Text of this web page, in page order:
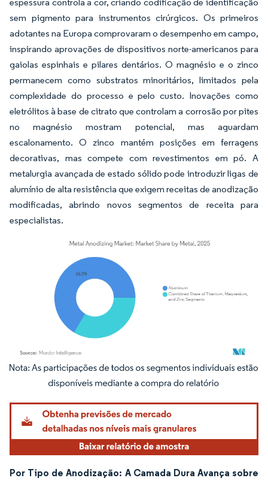
sem pigmento para instrumentos cirúrgicos. Os primeiros
adotantes na Europa comprovaram o desempenho em campo,
inspirando aprovações de dispositivos norte-americanos para
gaiolas espinhais e pilares dentários. O magnésio e o zinco
permanecem como substratos minoritários, limitados pela
complexidade do processo e pelo custo. Inovações como
eletrólitos à base de citrato que controlam a corrosão por pites
no magnésio mostram potencial, mas aguardam
escalonamento. O zinco mantém posições em ferragens
decorativas, mas compete com revestimentos em pó. A
metalurgia avançada de estado sólido pode introduzir ligas de
alumínio de alta resistência que exigem receitas de anodização
modificadas, abrindo novos segmentos de receita para
especialistas.
Imagem © Mordor Intelligence. O reuso requer atribuição conforme CC BY 4.0.
Por Tipo de Anodização: A Camada Dura Avança sobre